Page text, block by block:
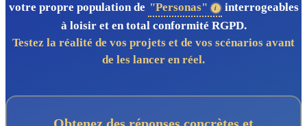
votre propre population de "Personas"
interrogeables
à loisir et en total conformité RGPD.
Testez la réalité de vos projets et de vos scénarios avant
de les lancer en réel.